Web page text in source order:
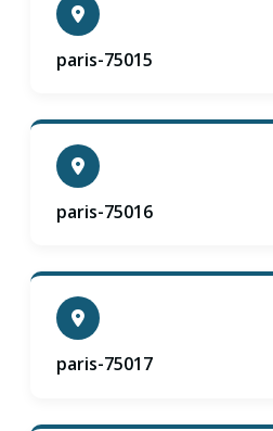
paris-75015
paris-75016
paris-75017